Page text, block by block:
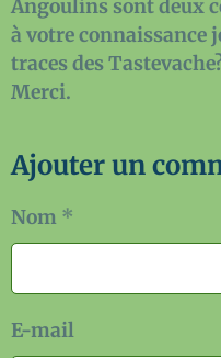
Angoulins sont deux
à votre connaissance
traces des
Merci.
Ajouter un
Nom
E-mail